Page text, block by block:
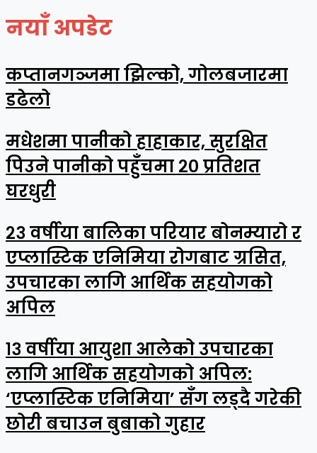
नयाँ अपडेट
कप्तानगञ्जमा झिल्को, गोलबजारमा
डढेलो
मधेशमा पानीको हाहाकार, सुरक्षित
पिउने पानीको पहुँचमा २० प्रतिशत
घरधुरी
२३ वर्षीया बालिका परियार बोनम्यारो र
एप्लास्टिक एनिमिया रोगबाट ग्रसित,
उपचारका लागि आर्थिक सहयोगको
अपिल
१३ वर्षीया आयुशा आलेको उपचारका
लागि आर्थिक सहयोगको अपिल:
‘एप्लास्टिक एनिमिया’ सँग लड्दै गरेकी
छोरी बचाउन बुबाको गुहार